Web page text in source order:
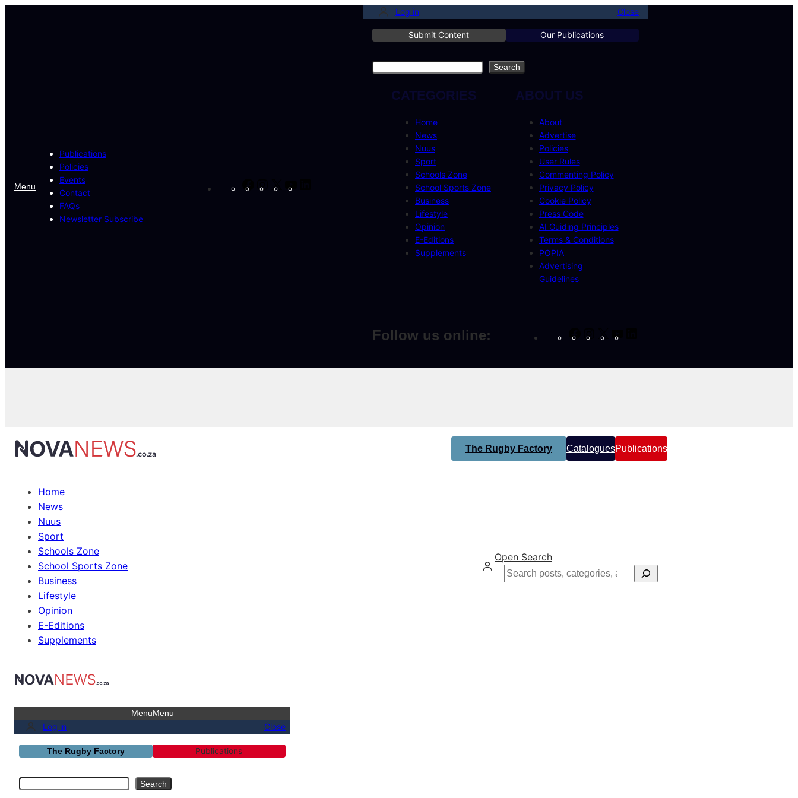
Menu
Publications
Policies
Events
Contact
FAQs
Newsletter Subscribe
Log in Close
Submit Content Our Publications
Search Search
CATEGORIES
Home
News
Nuus
Sport
Schools Zone
School Sports Zone
Business
Lifestyle
Opinion
E-Editions
Supplements
ABOUT US
About
Advertise
Policies
User Rules
Commenting Policy
Privacy Policy
Cookie Policy
Press Code
AI Guiding Principles
Terms & Conditions
POPIA
Advertising
Guidelines
Follow us online:
The Rugby Factory CataloguesPublications
Home
News
Nuus
Sport
Schools Zone
School Sports Zone
Business
Lifestyle
Opinion
E-Editions
Supplements
Open Search
Search
MenuMenu
Log in Close
The Rugby Factory Publications
Search